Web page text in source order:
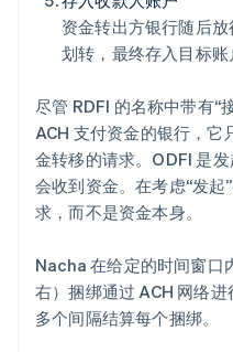
资金转出方银行随后
划转，最终存入目标账
尽管 RDFI 的名称中带有“
ACH 支付资金的银行，它
金转移的请求。ODFI 是
会收到资金。在考虑“发起
求，而不是资金本身。
Nacha 在给定的时间窗口
右）捆绑通过 ACH 网络
多个间隔结算每个捆绑。